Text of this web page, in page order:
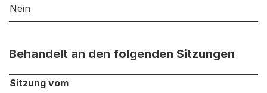
Nein
Behandelt an den folgenden Sitzungen
Behandelt an den folgenden Sitzungen: Informationen
Sitzung vom